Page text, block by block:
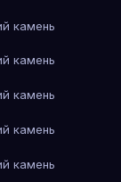
камень
камень
камень
камень
камень